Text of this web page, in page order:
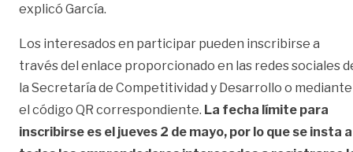
explicó García.
Los interesados en participar pueden inscribirse a
través del enlace proporcionado en las redes sociales
la Secretaría de Competitividad y Desarrollo o mediante
el código QR correspondiente. La fecha límite para
inscribirse es el jueves 2 de mayo, por lo que se insta a